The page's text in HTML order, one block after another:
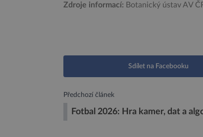
Zdroje informací: Botanický ústav AV
Sdílet na Facebooku
Předchozí článek
Fotbal 2026: Hra kamer, dat a